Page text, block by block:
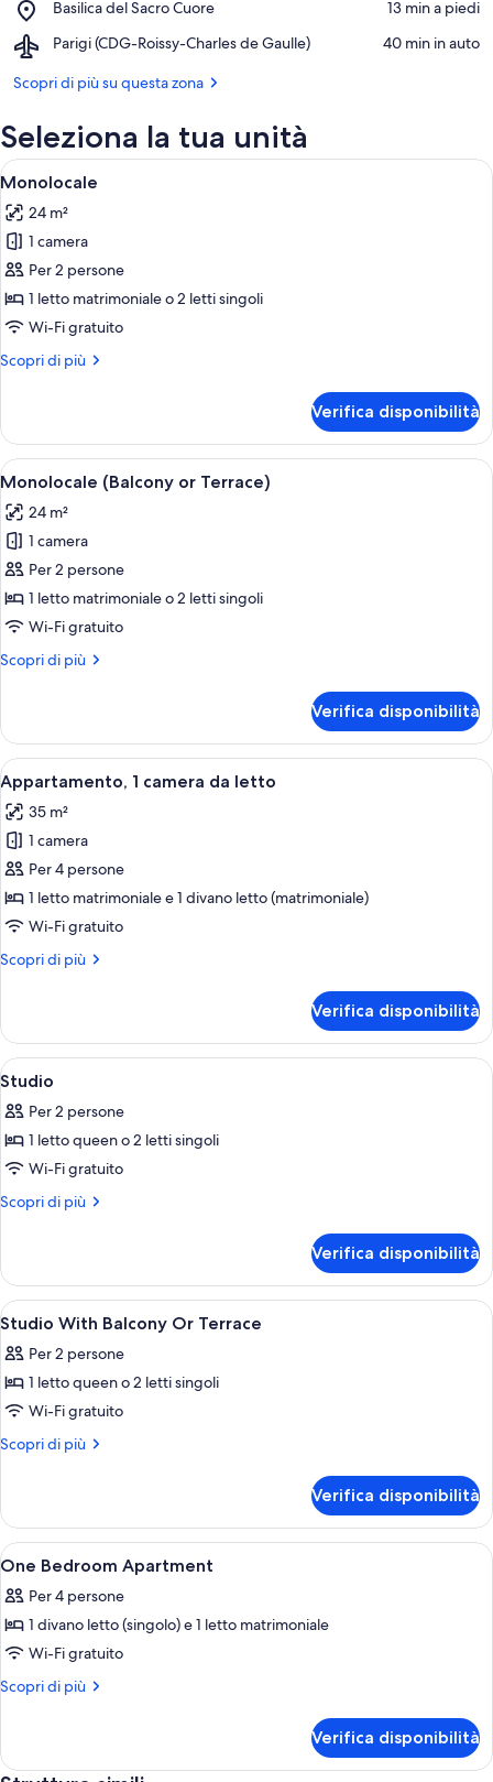
Notturno
Machine
Moulin
Basilica del Sacro Cuore
Place,
del
Cuore
‪13 min a piedi‬
Parigi (CDG-Roissy-Charles de Gaulle)
Airport,
(CDG-
Charles
de
Gaulle)
‪40 min in auto‬
Scopri di più su questa zona
Seleziona la tua unità
Apri
tutte
le
foto
per
Monolocale
Una cucina moderna con piastrelle
7
Monolocale
24 m²
1 camera
Per 2 persone
1 letto matrimoniale o 2 letti singoli
Wi-Fi gratuito
Scopri di più
Altri
Verifica disponibilità
Apri
tutte
le
foto
per
Monolocale
(Balcony
Terrace)
Camera d'albergo con un letto
7
Monolocale (Balcony or Terrace)
24 m²
1 camera
Per 2 persone
1 letto matrimoniale o 2 letti singoli
Wi-Fi gratuito
Scopri di più
Altri
(Balcony
or
Terrace)
Verifica disponibilità
Apri
tutte
le
foto
per
Appartamento,
1
da
Un soggiorno moderno con un
8
Appartamento, 1 camera da letto
35 m²
1 camera
Per 4 persone
1 letto matrimoniale e 1 divano letto (matrimoniale)
Wi-Fi gratuito
Scopri di più
Altri
1
camera
da
Verifica disponibilità
Apri
tutte
le
foto
per
Studio
9
Studio
Per 2 persone
1 letto queen o 2 letti singoli
Wi-Fi gratuito
Scopri di più
Altri
Verifica disponibilità
Apri
tutte
le
foto
per
Studio
Or
Terrace
7
Studio With Balcony Or Terrace
Per 2 persone
1 letto queen o 2 letti singoli
Wi-Fi gratuito
Scopri di più
Altri
With
Balcony
Or
Verifica disponibilità
Apri
tutte
le
foto
per
One
8
One Bedroom Apartment
Per 4 persone
1 divano letto (singolo) e 1 letto matrimoniale
Wi-Fi gratuito
Scopri di più
Altri
Bedroom
Verifica disponibilità